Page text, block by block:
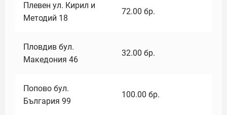
Плевен ул. Кирил и
Методий 18
72.00 бр.
Пловдив бул.
Македония 46
32.00 бр.
Попово бул.
България 99
100.00 бр.